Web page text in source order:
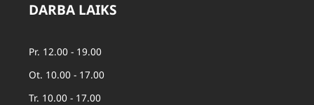
DARBA LAIKS
Pr. 12.00 - 19.00
Ot. 10.00 - 17.00
Tr. 10.00 - 17.00